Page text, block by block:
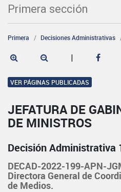
Primera sección
Primera Decisiones Administrativas
|
VER PÁGINAS PUBLICADAS
JEFATURA DE
DE MINISTROS
Decisión Administrativa
DECAD-2022-199-APN-
Directora General de
de Medios.